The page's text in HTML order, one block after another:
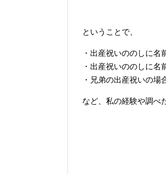
ということで、
・出産祝いののしに名
・出産祝いののしに名
・兄弟の出産祝いの場
など、私の経験や調べ